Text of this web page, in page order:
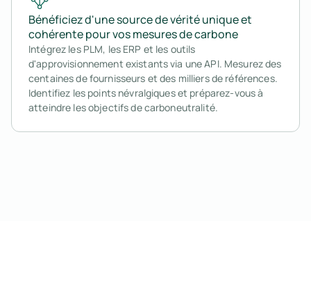
Bénéficiez d'une source de vérité unique et
cohérente pour vos mesures de carbone
Intégrez les PLM, les ERP et les outils
d'approvisionnement existants via une API. Mesurez des
centaines de fournisseurs et des milliers de références.
Identifiez les points névralgiques et préparez-vous à
atteindre les objectifs de carboneutralité.